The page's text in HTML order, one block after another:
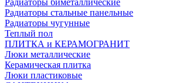
Радиаторы биметаллические
Радиаторы стальные панельные
Радиаторы чугунные
Теплый пол
ПЛИТКА и КЕРАМОГРАНИТ
Люки металлические
Керамическая плитка
Люки пластиковые